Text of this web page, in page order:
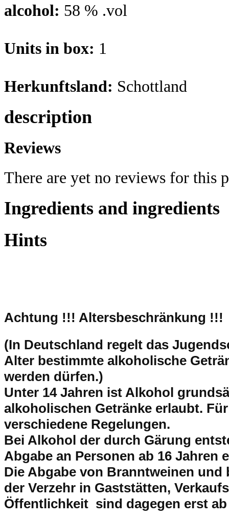
alcohol: 58 % .vol
Units in box: 1
Herkunftsland: Schottland
description
Reviews
There are yet no reviews for this
Ingredients and ingredients
Hints
Achtung !!! Altersbeschränkung !!!
(In Deutschland regelt das
Alter bestimmte alkoholische
werden dürfen.)
Unter 14 Jahren ist Alkohol
alkoholischen Getränke erlaubt.
verschiedene Regelungen.
Bei Alkohol der durch Gärung
Abgabe an Personen ab 16 Jahren
Die Abgabe von Branntweinen
der Verzehr in Gaststätten,
Öffentlichkeit sind dagegen erst